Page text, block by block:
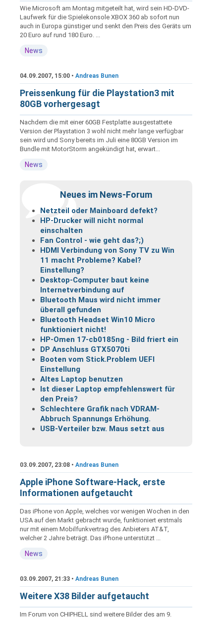
Wie Microsoft am Montag mitgeteilt hat, wird sein HD-DVD-
Laufwerk für die Spielekonsole XBOX 360 ab sofort nun
auch in Europa günstiger und senkt den Preis des Geräts um
20 Euro auf rund 180 Euro. ...
News
04.09.2007, 15:00 • Andreas Bunen
Preissenkung für die Playstation3 mit
80GB vorhergesagt
Nachdem die mit einer 60GB Festplatte ausgestattete
Version der Playstation 3 wohl nicht mehr lange verfügbar
sein wird und Sony bereits im Juli eine 80GB Version im
Bundle mit MotorStorm angekündigt hat, erwart...
News
Neues im News-Forum
Netzteil oder Mainboard defekt?
HP-Drucker will nicht normal
einschalten
Fan Control - wie geht das?;)
HDMI Verbindung von Sony TV zu Win
11 macht Probleme? Kabel?
Einstellung?
Desktop-Computer baut keine
Internetverbindung auf
Bluetooth Maus wird nicht immer
überall gefunden
Bluetooth Headset Win10 Micro
funktioniert nicht!
HP-Omen 17-cb0185ng - Bild friert ein
DP Anschluss GTX5070ti
Booten vom Stick.Problem UEFI
Einstellung
Altes Laptop benutzen
Ist dieser Laptop empfehlenswert für
den Preis?
Schlechtere Grafik nach VDRAM-
Abbruch Spannungs Erhöhung.
USB-Verteiler bzw. Maus setzt aus
03.09.2007, 23:08 • Andreas Bunen
Apple iPhone Software-Hack, erste
Informationen aufgetaucht
Das iPhone von Apple, welches vor wenigen Wochen in den
USA auf den Markt gebracht wurde, funktioniert erstmals
nur mit einem Mobilfunkvertrag des Anbieters AT&T,
welcher 2 Jahre beträgt. Das iPhone unterstützt ...
News
03.09.2007, 21:33 • Andreas Bunen
Weitere X38 Bilder aufgetaucht
Im Forum von CHIPHELL sind weitere Bilder des am 9.